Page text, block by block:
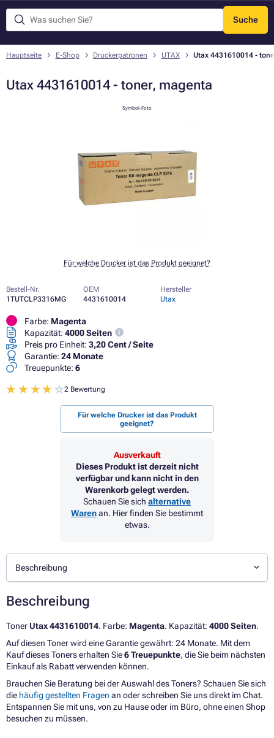
Suche
Menü
Hauptseite E-Shop Druckerpatronen UTAX Utax 4431610014 -
Utax 4431610014 - toner, magenta
Symbol-Foto
Für welche Drucker ist das Produkt geeignet?
Bestell-Nr.
1TUTCLP3316MG
OEM
4431610014
Hersteller
Utax
Farbe: Magenta
Kapazität: 4000 Seiten
Preis pro Einheit: 3,20 Cent / Seite
Garantie: 24 Monate
Treuepunkte: 6
2 Bewertung
Für welche Drucker ist das Produkt
geeignet?
Ausverkauft
Dieses Produkt ist derzeit nicht
verfügbar und kann nicht in den
Warenkorb gelegt werden.
Schauen Sie sich alternative
Warenan. Hier finden Sie bestimmt
etwas.
Beschreibung
Beschreibung
Toner Utax 4431610014. Farbe: Magenta. Kapazität: 4000 Seiten.
Auf diesen Toner wird eine Garantie gewährt: 24 Monate. Mit dem
Kauf dieses Toners erhalten Sie6 Treuepunkte, die Sie beim nächsten
Einkauf als Rabatt verwenden können.
Brauchen Sie Beratung bei der Auswahl des Toners? Schauen Sie sich
die häufig gestellten Fragen an oder schreiben Sie uns direkt im Chat.
Entspannen Sie mit uns, von zu Hause oder im Büro, ohne einen Shop
besuchen zu müssen.